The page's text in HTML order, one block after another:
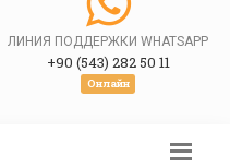
ЛИНИЯ ПОДДЕРЖКИ WHATSAPP
+90 (543) 282 50 11
Онлайн